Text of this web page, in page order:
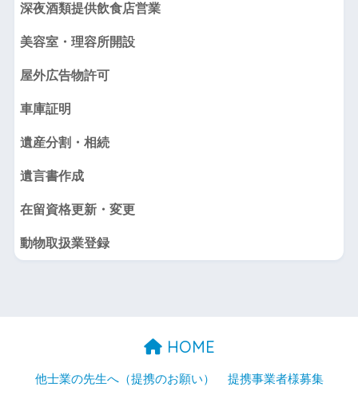
深夜酒類提供飲食店営業
美容室・理容所開設
屋外広告物許可
車庫証明
遺産分割・相続
遺言書作成
在留資格更新・変更
動物取扱業登録
HOME
他士業の先生へ（提携のお願い） 提携事業者様募集